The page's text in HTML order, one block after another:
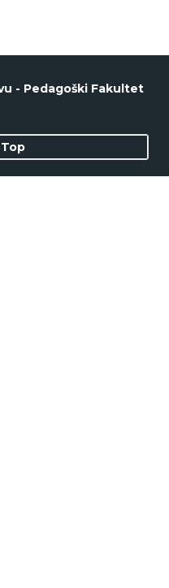
- Pedagoški Fakultet